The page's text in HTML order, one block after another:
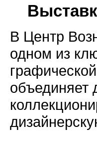
В Центр
одном из
объединяет